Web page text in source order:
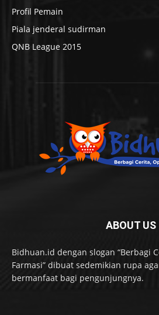
Profil Pemain
Piala jenderal sudirman
QNB League 2015
ABOUT US
Bidhuan.id dengan slogan “Berbagi
Farmasi” dibuat sedemikian rupa
bermanfaat bagi pengunjungnya.